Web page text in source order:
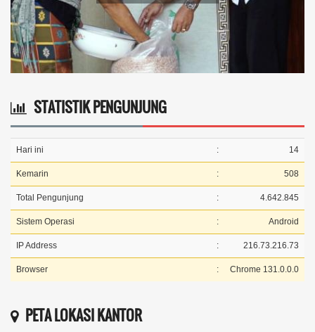
STATISTIK PENGUNJUNG
Hari ini : 14
Kemarin : 508
Total Pengunjung : 4.642.845
Sistem Operasi : Android
IP Address : 216.73.216.73
Browser : Chrome 131.0.0.0
PETA LOKASI KANTOR